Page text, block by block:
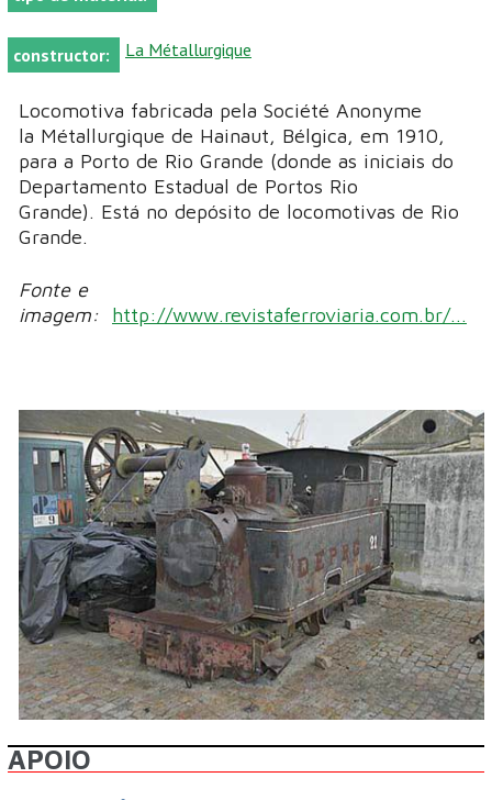
constructor: La Métallurgique
Locomotiva fabricada pela Société Anonyme
la Métallurgique de Hainaut, Bélgica, em 1910,
para a Porto de Rio Grande (donde as iniciais do
Departamento Estadual de Portos Rio
Grande). Está no depósito de locomotivas de Rio
Grande.
Fonte e
imagem:
http://www.revistaferroviaria.com.br/...
APOIO